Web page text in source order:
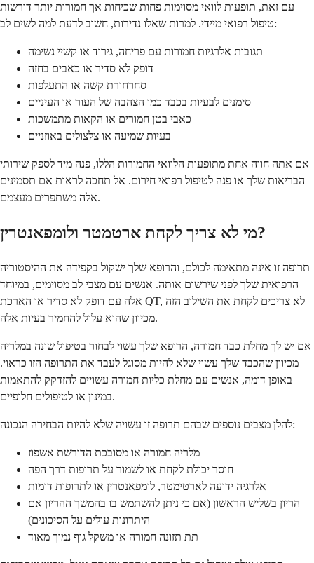
עם זאת, תופעות לוואי מסוימות פחות שכיחות אך חמורות יותר דורשות
טיפול רפואי מיידי. למרות שאלו נדירות, חשוב לדעת למה לשים לב:
תגובות אלרגיות חמורות עם פריחה, גירוד או קשיי נשימה
דופק לא סדיר או כאבים בחזה
סחרחורת קשה או התעלפות
סימנים לבעיות בכבד כמו הצהבה של העור או העיניים
כאבי בטן חמורים או הקאות מתמשכות
בעיות שמיעה או צלצולים באוזניים
אם אתה חווה אחת מתופעות הלוואי החמורות הללו, פנה מיד לספק שירותי
הבריאות שלך או פנה לטיפול רפואי חירום. אל תחכה לראות אם תסמינים
אלה משתפרים מעצמם.
מי לא צריך לקחת ארטמטר ולומפאנטרין?
תרופה זו אינה מתאימה לכולם, והרופא שלך ישקול בקפידה את ההיסטוריה
הרפואית שלך לפני שירשום אותה. אנשים עם מצבי לב מסוימים, במיוחד
אלה עם דופק לא סדיר או הארכת QT, לא צריכים לקחת את השילוב הזה
מכיוון שהוא עלול להחמיר בעיות אלה.
אם יש לך מחלת כבד חמורה, הרופא שלך עשוי לבחור בטיפול שונה במלריה
מכיוון שהכבד שלך עשוי שלא להיות מסוגל לעבד את התרופה הזו כראוי.
באופן דומה, אנשים עם מחלת כליות חמורה עשויים להזדקק להתאמות
במינון או לטיפולים חלופיים.
להלן מצבים נוספים שבהם תרופה זו עשויה שלא להיות הבחירה הנכונה:
מלריה חמורה או מסובכת הדורשת אשפוז
חוסר יכולת לקחת או לשמור על תרופות דרך הפה
אלרגיה ידועה לארטימטר, לומפאנטרין או לתרופות דומות
הריון בשליש הראשון (אם כי ניתן להשתמש בו בהמשך ההריון אם
היתרונות עולים על הסיכונים)
תת תזונה חמורה או משקל גוף נמוך מאוד